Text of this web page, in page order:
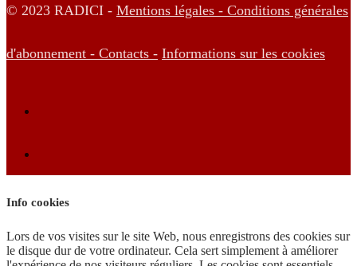
© 2023 RADICI - Mentions légales - Conditions générales
d'abonnement - Contacts - Informations sur les cookies
Info cookies
Lors de vos visites sur le site Web, nous enregistrons des cookies sur
le disque dur de votre ordinateur. Cela sert simplement à améliorer